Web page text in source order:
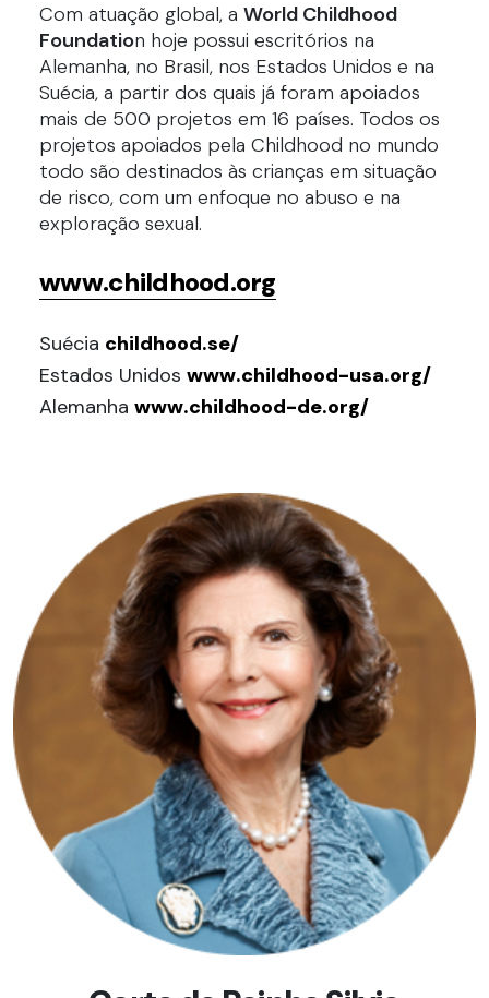
Com atuação global, a World Childhood
Foundation hoje possui escritórios na
Alemanha, no Brasil, nos Estados Unidos e na
Suécia, a partir dos quais já foram apoiados
mais de 500 projetos em 16 países. Todos os
projetos apoiados pela Childhood no mundo
todo são destinados às crianças em situação
de risco, com um enfoque no abuso e na
exploração sexual.
www.childhood.org
Suécia childhood.se/
Estados Unidos www.childhood-usa.org/
Alemanha www.childhood-de.org/